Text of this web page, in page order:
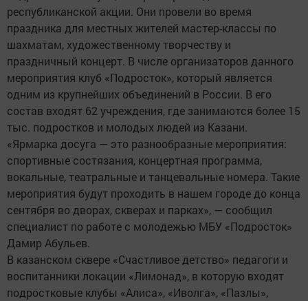
республиканской акции. Они провели во время
праздника для местных жителей мастер-классы по
шахматам, художественному творчеству и
праздничный концерт. В числе организаторов данного
мероприятия клуб «Подросток», который является
одним из крупнейших объединений в России. В его
состав входят 62 учреждения, где занимаются более 15
тыс. подростков и молодых людей из Казани.
«Ярмарка досуга — это разнообразные мероприятия:
спортивные состязания, концертная программа,
вокальные, театральные и танцевальные номера. Такие
мероприятия будут проходить в нашем городе до конца
сентября во дворах, скверах и парках», — сообщил
специалист по работе с молодежью МБУ «Подросток»
Дамир Абульев.
В казанском сквере «Счастливое детство» педагоги и
воспитанники локации «Лимонад», в которую входят
подростковые клубы «Алиса», «Иволга», «Пазлы»,